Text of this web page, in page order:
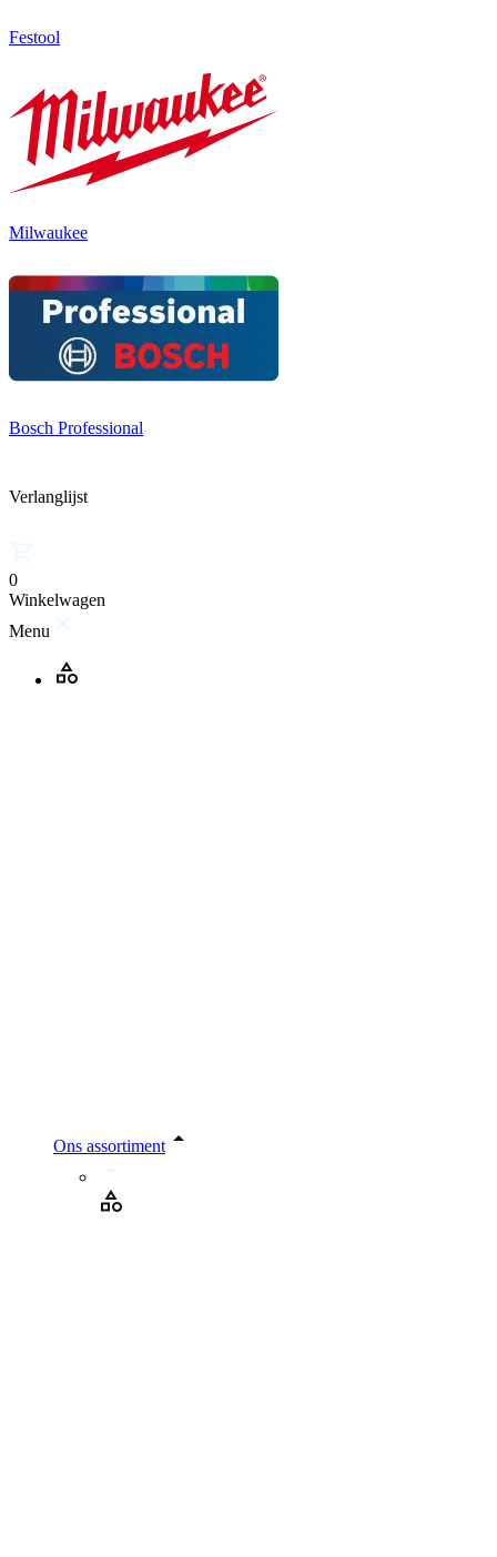
Festool
Milwaukee
Bosch Professional
Verlanglijst
0
Winkelwagen
Menu
Ons assortiment